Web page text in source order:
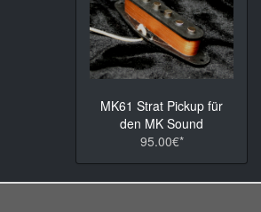
MK61 Strat Pickup für
den MK Sound
95.00€*